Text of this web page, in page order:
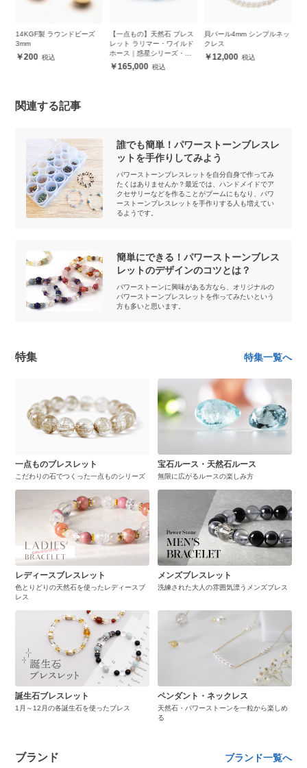
14KGF製 ラウンドビーズ
3mm
200
【一点もの】天然石 ブレス
レット ラリマー・ワイルド
ホース｜惑星シリーズ・地
球165,000
貝パール4mm シンプルネッ
クレス
12,000
関連する記事
誰でも簡単！パワーストーンブレスレ
ットを手作りしてみよう
パワーストーンブレスレットを自分自身で作ってみ
たくはありませんか？最近では、ハンドメイドでア
クセサリーなどを作ることがブームにもなり、パワ
ーストーンブレスレットを手作りする人も増えてい
るようです。
簡単にできる！パワーストーンブレス
レットのデザインのコツとは？
パワーストーンに興味がある方なら、オリジナルの
パワーストーンブレスレットを作ってみたいという
方も多いと思います。
特集 特集一覧へ
一点ものブレスレット
こだわりの石でつくった一点ものシリーズ
宝石ルース・天然石ルース
無限に広がるルースの楽しみ方
レディースブレスレット
色とりどりの天然石を使ったレディースブ
レス
メンズブレスレット
洗練された大人の雰囲気漂うメンズブレス
誕生石ブレスレット
1月～12月の各誕生石を使ったブレス
ペンダント・ネックレス
天然石・パワーストーンを一粒から楽しめ
る
ブランド ブランド一覧へ